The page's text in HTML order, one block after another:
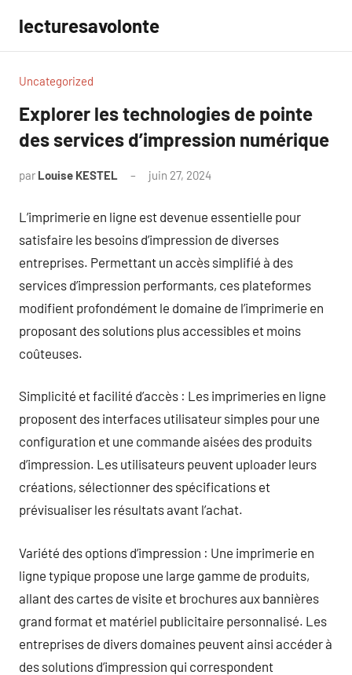
contenu
lecturesavolonte
Uncategorized
Explorer les technologies de pointe
des services d’impression numérique
par Louise KESTEL juin 27, 2024
L’imprimerie en ligne est devenue essentielle pour
satisfaire les besoins d’impression de diverses
entreprises. Permettant un accès simplifié à des
services d’impression performants, ces plateformes
modifient profondément le domaine de l’imprimerie en
proposant des solutions plus accessibles et moins
coûteuses.
Simplicité et facilité d’accès : Les imprimeries en ligne
proposent des interfaces utilisateur simples pour une
configuration et une commande aisées des produits
d’impression. Les utilisateurs peuvent uploader leurs
créations, sélectionner des spécifications et
prévisualiser les résultats avant l’achat.
Variété des options d’impression : Une imprimerie en
ligne typique propose une large gamme de produits,
allant des cartes de visite et brochures aux bannières
grand format et matériel publicitaire personnalisé. Les
entreprises de divers domaines peuvent ainsi accéder à
des solutions d’impression qui correspondent